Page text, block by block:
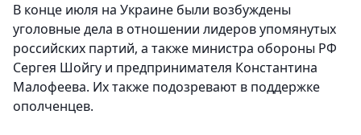
В конце июля на Украине были возбуждены
уголовные дела в отношении лидеров упомянутых
российских партий, а также министра обороны РФ
Сергея Шойгу и предпринимателя Константина
Малофеева. Их также подозревают в поддержке
ополченцев.